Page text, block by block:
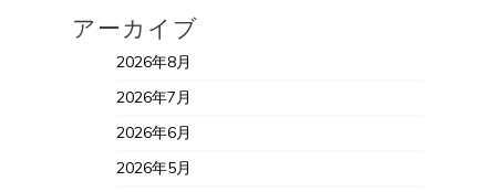
アーカイブ
2026年8月
2026年7月
2026年6月
2026年5月